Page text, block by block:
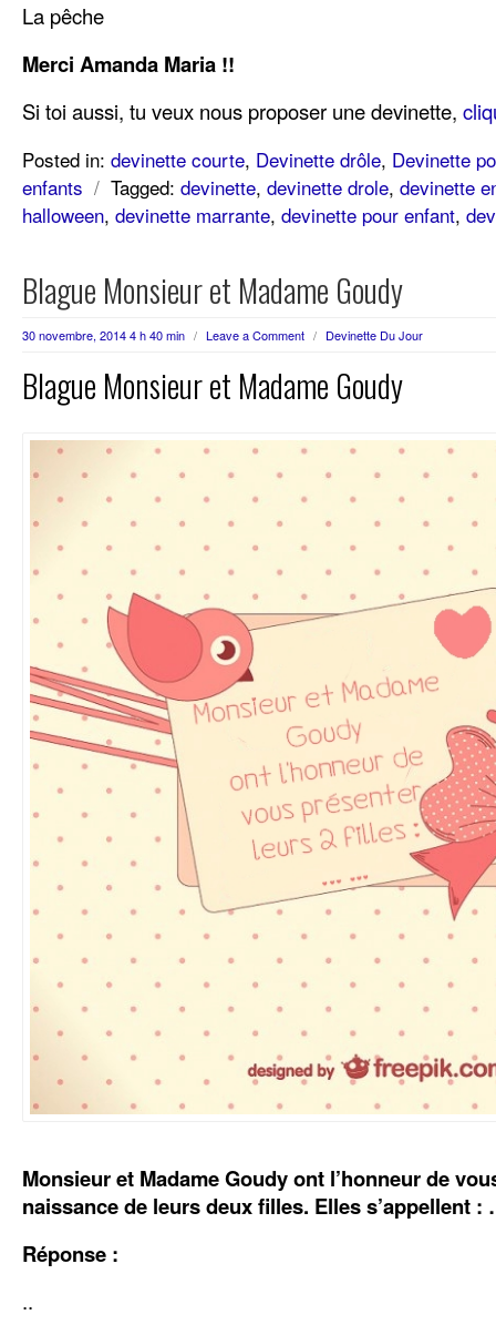
La pêche
Merci Amanda Maria !!
Si toi aussi, tu veux nous proposer une devinette,
Posted in: devinette courte, Devinette drôle, Devinette
enfants / Tagged: devinette, devinette drole, devinette
halloween, devinette marrante, devinette pour enfant,
Blague Monsieur et Madame Goudy
30 novembre, 2014 4 h 40 min / Leave a Comment / Devinette Du Jour
Blague Monsieur et Madame Goudy
Monsieur et Madame Goudy ont l’honneur de
naissance de leurs deux filles. Elles s’appellent
Réponse :
..